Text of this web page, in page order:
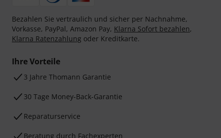
Bezahlen Sie vertraulich und sicher per Nachnahme,
Vorkasse, PayPal, Amazon Pay, Klarna Sofort bezahlen,
Klarna Ratenzahlung oder Kreditkarte.
Ihre Vorteile
3 Jahre Thomann Garantie
30 Tage Money-Back-Garantie
Reparaturservice
Beratung durch Fachexperten